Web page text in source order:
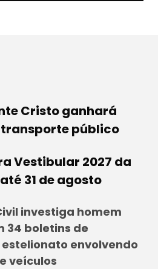
Cristo ganhará
público
Vestibular 2027 da
31 de agosto
investiga homem
34 boletins de
envolvendo
veículos